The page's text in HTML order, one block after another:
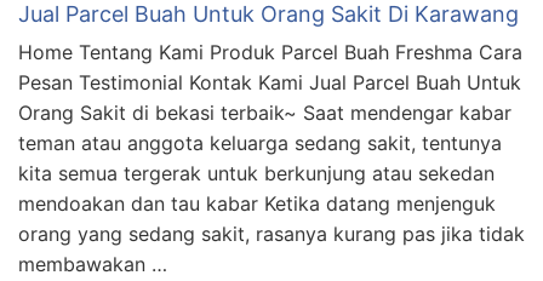
Jual Parcel Buah Untuk Orang Sakit Di Karawang
Home Tentang Kami Produk Parcel Buah Freshma Cara
Pesan Testimonial Kontak Kami Jual Parcel Buah Untuk
Orang Sakit di bekasi terbaik~ Saat mendengar kabar
teman atau anggota keluarga sedang sakit, tentunya
kita semua tergerak untuk berkunjung atau sekedan
mendoakan dan tau kabar Ketika datang menjenguk
orang yang sedang sakit, rasanya kurang pas jika tidak
membawakan …